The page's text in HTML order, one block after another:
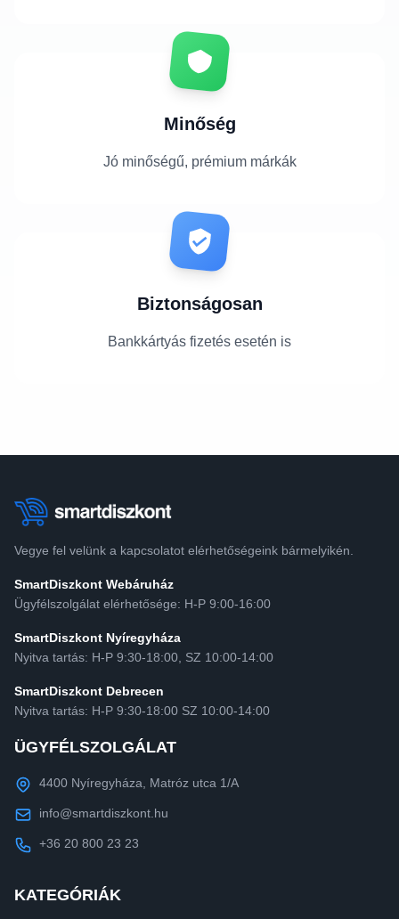
Minőség
Jó minőségű, prémium márkák
Biztonságosan
Bankkártyás fizetés esetén is
Vegye fel velünk a kapcsolatot elérhetőségeink bármelyikén.
SmartDiszkont Webáruház
Ügyfélszolgálat elérhetősége: H-P 9:00-16:00
SmartDiszkont Nyíregyháza
Nyitva tartás: H-P 9:30-18:00, SZ 10:00-14:00
SmartDiszkont Debrecen
Nyitva tartás: H-P 9:30-18:00 SZ 10:00-14:00
ÜGYFÉLSZOLGÁLAT
4400 Nyíregyháza, Matróz utca 1/A
info@smartdiszkont.hu
+36 20 800 23 23
KATEGÓRIÁK